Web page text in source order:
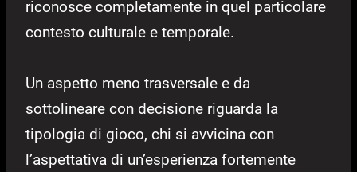
riconosce completamente in quel particolare
contesto culturale e temporale.
Un aspetto meno trasversale e da
sottolineare con decisione riguarda la
tipologia di gioco, chi si avvicina con
l’aspettativa di un’esperienza fortemente